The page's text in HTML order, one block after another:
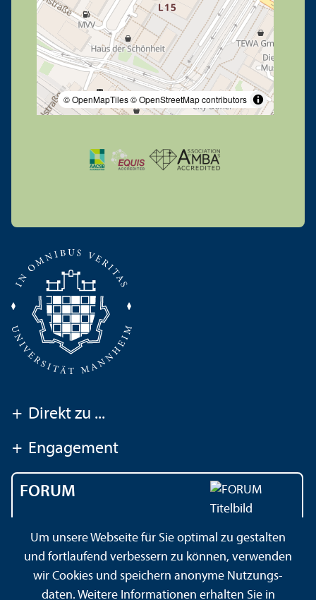
© OpenMapTiles© OpenStreetMap contributors
+ Direkt zu ...
+ Engagement
FORUM
Universität Mannheim
Um unsere Webseite für Sie optimal zu gestalten
und fortlaufend verbessern zu können, verwenden
wir Cookies und speichern anonyme Nutzungs­
daten. Weitere Informationen erhalten Sie in